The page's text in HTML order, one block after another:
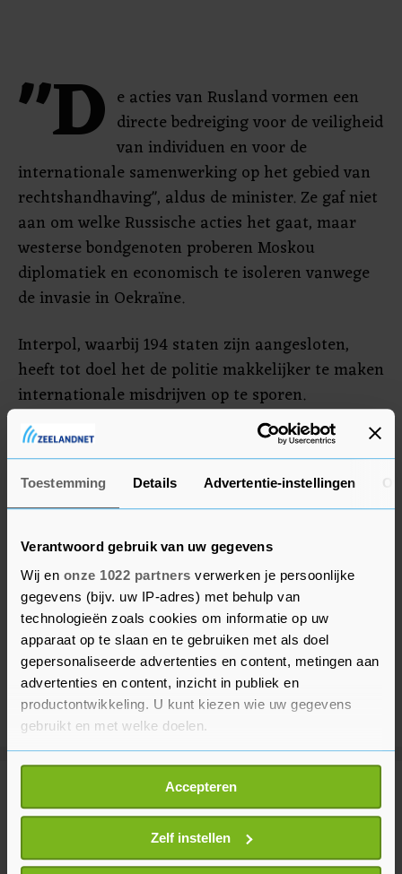
Toestemming Details Advertentie-instellingen
Verantwoord gebruik van uw gegevens
Wij en onze 1022 partners verwerken je persoonlijke
gegevens (bijv. uw IP-adres) met behulp van
technologieën zoals cookies om informatie op uw
apparaat op te slaan en te gebruiken met als doel
gepersonaliseerde advertenties en content, metingen aan
advertenties en content, inzicht in publiek en
productontwikkeling. U kunt kiezen wie uw gegevens
gebruikt en met welke doelen.
Als u het toestaat, willen we ook graag:
Informatie verzamelen over uw geografische
locatie, die tot een paar meter nauwkeurig kan zijn
Uw apparaat identificeren door het actief te
scannen op specifieke eigenschappen (fingerprinting)
Accepteren
Zelf instellen
"D e acties van Rusland vormen een
directe bedreiging voor de veiligheid
van individuen en voor de
internationale samenwerking op het gebied van
rechtshandhaving", aldus de minister. Ze gaf niet
aan om welke Russische acties het gaat, maar
westerse bondgenoten proberen Moskou
diplomatiek en economisch te isoleren vanwege
de invasie in Oekraïne.
Interpol, waarbij 194 staten zijn aangesloten,
heeft tot doel het de politie makkelijker te maken
internationale misdrijven op te sporen.
Meer uit Buitenland
Duitse OM: voldoende bewijs dat